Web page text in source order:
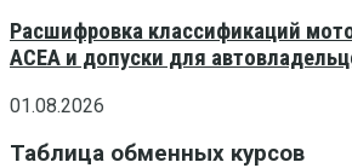
Расшифровка классификаций
ACEA и допуски для
01.08.2026
Таблица обменных курсов